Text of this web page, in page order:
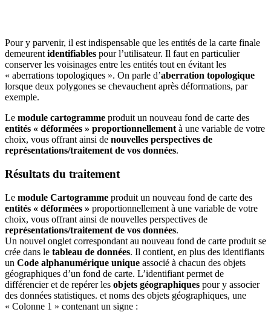
Pour y parvenir, il est indispensable que les entités de la carte finale
demeurent identifiables pour l’utilisateur. Il faut en particulier
conserver les voisinages entre les entités tout en évitant les
« aberrations topologiques ». On parle d’aberration topologique
lorsque deux polygones se chevauchent après déformations, par
exemple.
Le module cartogramme produit un nouveau fond de carte des
entités « déformées » proportionnellement à une variable de votre
choix, vous offrant ainsi de nouvelles perspectives de
représentations/traitement de vos données.
Résultats du traitement
Le module Cartogramme produit un nouveau fond de carte des
entités « déformées » proportionnellement à une variable de votre
choix, vous offrant ainsi de nouvelles perspectives de
représentations/traitement de vos données.
Un nouvel onglet correspondant au nouveau fond de carte produit se
crée dans le tableau de données. Il contient, en plus des identifiants
un Code alphanumérique unique associé à chacun des objets
géographiques d’un fond de carte. L’identifiant permet de
différencier et de repérer les objets géographiques pour y associer
des données statistiques. et noms des objets géographiques, une
« Colonne 1 » contenant un signe :